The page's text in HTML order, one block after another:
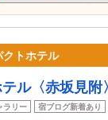
トホテル
ル〈赤坂見附
ラリー 宿ブログ新着あり